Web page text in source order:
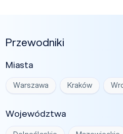
Przewodniki
Miasta
Warszawa Kraków
Województwa